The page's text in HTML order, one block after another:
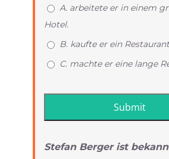
A. arbeitete er in einem
Hotel.
B. kaufte er ein
C. machte er eine lange
Stefan Berger ist